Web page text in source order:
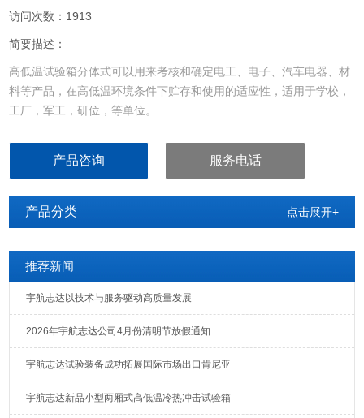
访问次数：1913
简要描述：
高低温试验箱分体式可以用来考核和确定电工、电子、汽车电器、材
料等产品，在高低温环境条件下贮存和使用的适应性，适用于学校，
工厂，军工，研位，等单位。
产品咨询 服务电话
产品分类 点击展开+
推荐新闻
宇航志达以技术与服务驱动高质量发展
2026年宇航志达公司4月份清明节放假通知
宇航志达试验装备成功拓展国际市场出口肯尼亚
宇航志达新品小型两厢式高低温冷热冲击试验箱